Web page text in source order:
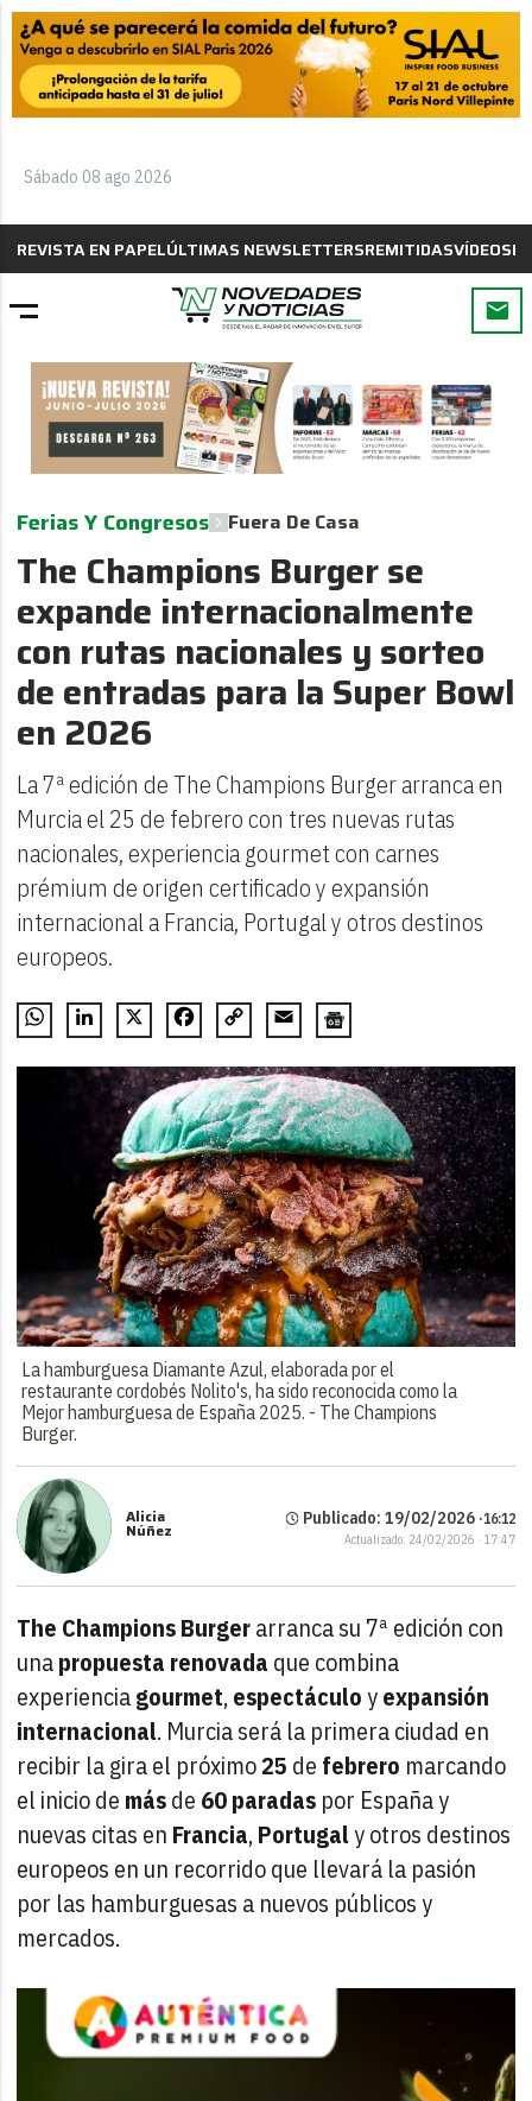
Sábado 08 ago 2026
REVISTA EN PAPELÚLTIMAS NEWSLETTERSREMITIDASVÍDEOS
Ferias Y Congresos Fuera De Casa
The Champions Burger se
expande internacionalmente
con rutas nacionales y sorteo
de entradas para la Super Bowl
en 2026
La 7ª edición de The Champions Burger arranca en
Murcia el 25 de febrero con tres nuevas rutas
nacionales, experiencia gourmet con carnes
prémium de origen certificado y expansión
internacional a Francia, Portugal y otros destinos
europeos.
WhatsAppLinkedIn
X FacebookCopy
Email
La hamburguesa Diamante Azul, elaborada por el
restaurante cordobés Nolito's, ha sido reconocida como la
Mejor hamburguesa de España 2025. - The Champions
Burger.
Alicia
Núñez
Publicado: 19/02/2026 ·16:12
Actualizado: 24/02/2026 · 17:47
The Champions Burgerarranca su 7ª edición con
unapropuesta renovada que combina
experienciagourmet,espectáculoyexpansión
internacional. Murcia será la primera ciudad en
recibir la gira el próximo25 de febrero marcando
el inicio de másde 60paradas por España y
nuevas citas en Francia,Portugaly otros destinos
europeos en un recorrido que llevará la pasión
por las hamburguesas a nuevos públicos y
mercados.